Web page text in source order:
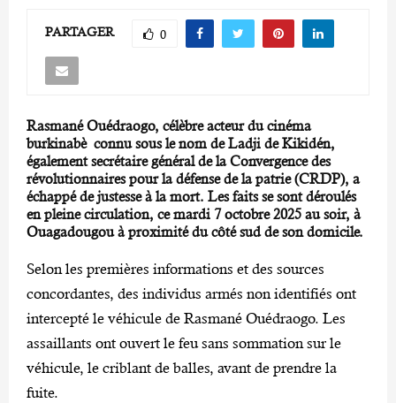
PARTAGER 0
Rasmané Ouédraogo, célèbre acteur du cinéma
burkinabè connu sous le nom de Ladji de Kikidén,
également secrétaire général de la Convergence des
révolutionnaires pour la défense de la patrie (CRDP), a
échappé de justesse à la mort. Les faits se sont déroulés
en pleine circulation, ce mardi 7 octobre 2025 au soir, à
Ouagadougou à proximité du côté sud de son domicile.
Selon les premières informations et des sources
concordantes, des individus armés non identifiés ont
intercepté le véhicule de Rasmané Ouédraogo. Les
assaillants ont ouvert le feu sans sommation sur le
véhicule, le criblant de balles, avant de prendre la
fuite.